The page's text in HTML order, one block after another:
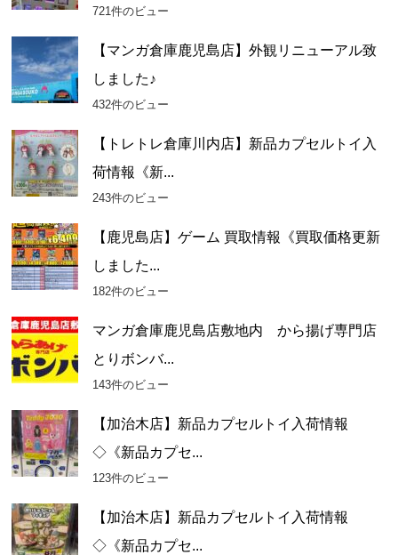
721件のビュー
【マンガ倉庫鹿児島店】外観リニューアル致
しました♪
432件のビュー
【トレトレ倉庫川内店】新品カプセルトイ入
荷情報《新...
243件のビュー
【鹿児島店】ゲーム 買取情報《買取価格更新
しました...
182件のビュー
マンガ倉庫鹿児島店敷地内 から揚げ専門店
とりボンバ...
143件のビュー
【加治木店】新品カプセルトイ入荷情報
◇《新品カプセ...
123件のビュー
【加治木店】新品カプセルトイ入荷情報
◇《新品カプセ...